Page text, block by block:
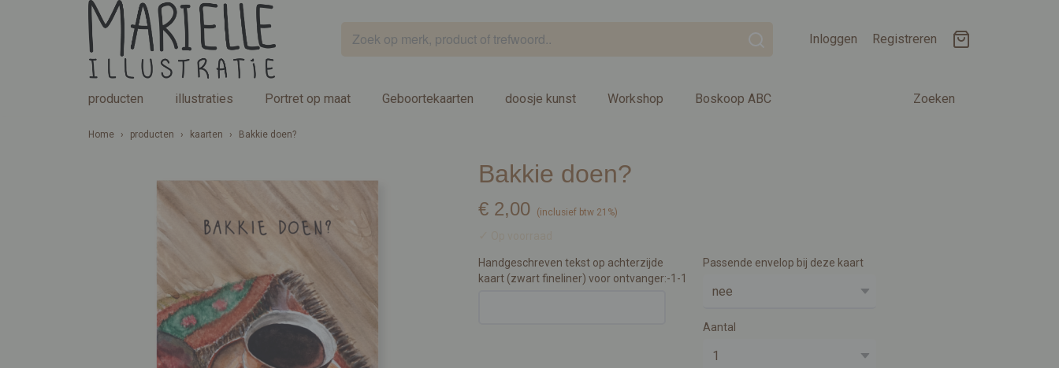
Inloggen Registreren
Zoeken
producten illustraties Portret op maat Geboortekaarten doosje kunst Workshop Boskoop ABC
Home › producten › kaarten › Bakkie doen?
Bakkie doen?
€ 2,00 (inclusief btw 21%)
Handgeschreven tekst op achterzijde
kaart (zwart fineliner) voor ontvanger:-1-1
Passende envelop bij deze kaart
Aantal